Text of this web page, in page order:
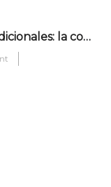
EcoFlow vs. plantas eléctricas tradicionales: la comparación definitiva